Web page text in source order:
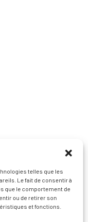
telles que les
Le fait de consentir à
que le comportement de
ou de retirer son
et fonctions.